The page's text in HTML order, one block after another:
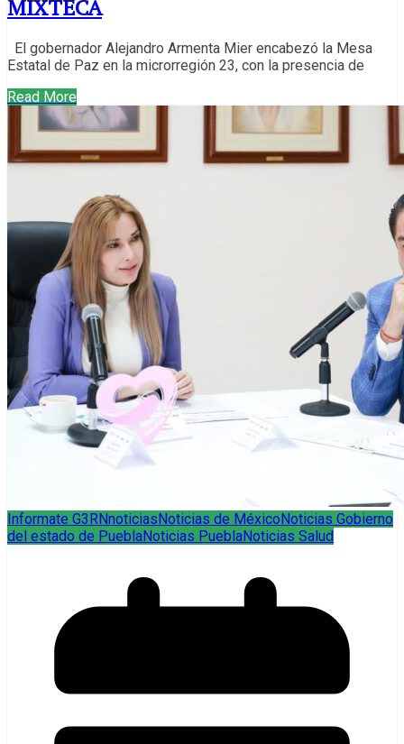
MIXTECA
El gobernador Alejandro Armenta Mier encabezó la Mesa
Estatal de Paz en la microrregión 23, con la presencia de
Read More
Informate G3RNnoticiasNoticias de MéxicoNoticias Gobierno
del estado de PueblaNoticias PueblaNoticias Salud